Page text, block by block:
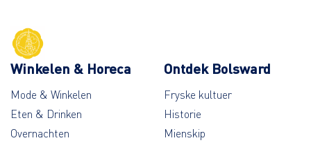
Winkelen & Horeca
Mode & Winkelen
Eten & Drinken
Overnachten
Ontdek Bolsward
Fryske kultuer
Historie
Mienskip